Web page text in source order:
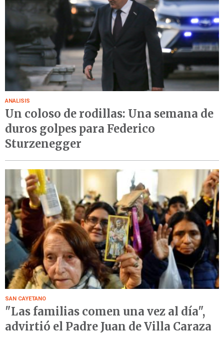
ANALISIS
Un coloso de rodillas: Una semana de
duros golpes para Federico
Sturzenegger
SAN CAYETANO
"Las familias comen una vez al día",
advirtió el Padre Juan de Villa Caraza